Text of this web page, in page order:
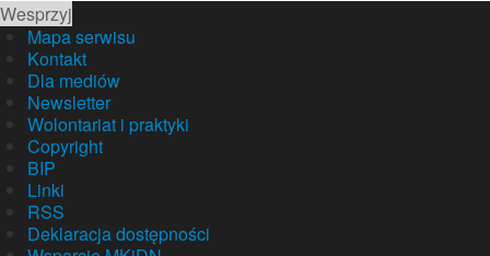
Wesprzyj
Mapa serwisu
Kontakt
Dla mediów
Newsletter
Wolontariat i praktyki
Copyright
BIP
Linki
RSS
Deklaracja dostępności